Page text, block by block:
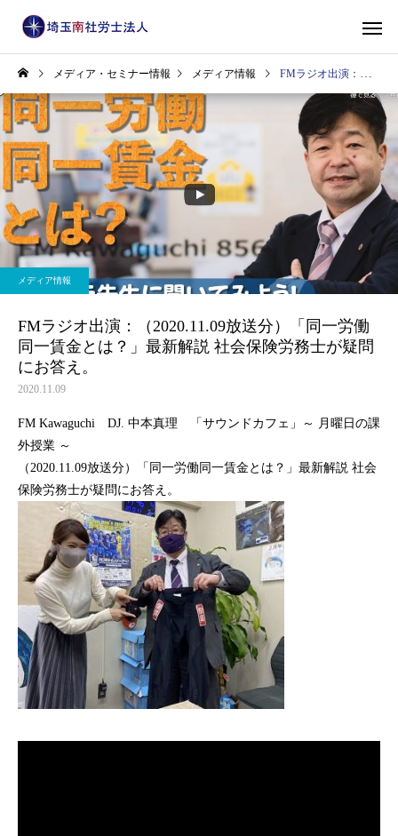
メディア・セミナー情報 メディア情報 FMラジオ出演：（2020.11.09放送分）「同一労働同一賃金とは？」最新解説 社会保険労務士が疑問にお答え。
メディア情報
FMラジオ出演：（2020.11.09放送分）「同一労働
同一賃金とは？」最新解説 社会保険労務士が疑問
にお答え。
2020.11.09
FM Kawaguchi DJ. 中本真理 「サウンドカフェ」～ 月曜日の課
外授業 ～
（2020.11.09放送分）「同一労働同一賃金とは？」最新解説 社会
保険労務士が疑問にお答え。